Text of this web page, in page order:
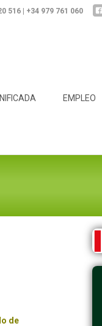
516 | +34 979 761 060
EMPLEO
de